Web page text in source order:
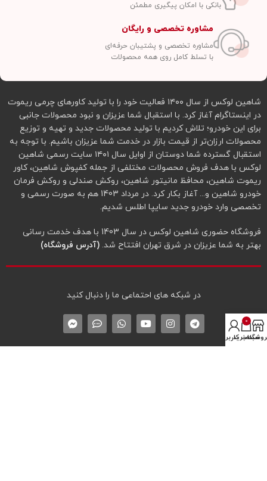
بانکی با امکان پیگیری مطمئن
مشاوره تخصصی و رایگان
مشاوره تخصصی و پشتیبان حرفه‌ای
با تسلط کامل روی همه محصولات
شاهین لوکس از سال ۱۴۰۰ فعالیت خود را با تولید کاورهای چرمی ریموت
در اینستاگرام آغاز کرد. با استقبال شما عزیزان و نبود محصولات جانبی
برای این خودرو؛ تلاش کردیم با تولید محصولات جدید و تهیه و توزیع
محصولات ارزان‌تر از قیمت بازار در خدمت شما عزیزان باشیم. با توجه به
استقبال گسترده شما دوستان از اوایل سال ۱۴۰۱ سایت رسمی شاهین
لوکس با هدف فروش محصولات مختلفی از جمله کفپوش شاهین، کاور
ریموت شاهین، محافظ مانیتور شاهین، روکش صندلی و روکش فرمان
خودرو شاهین و... آغاز بکار کرد. در مرداد 1403 هم به صورت رسمی و
تخصصی وارد خودرو جدید سایپا اطلس شدیم.
فروشگاه حضوری شاهین لوکس در سال 1403 با هدف خدمت رسانی
بهتر به شما عزیزان در شرق تهران افتتاح شد. (آدرس فروشگاه)
در شبکه‌ های احتماعی ما را دنبال کنید
0
سبد خرید
حساب کاربری من